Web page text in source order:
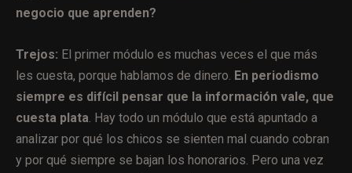
negocio que aprenden?
Trejos: El primer módulo es muchas veces el que más
les cuesta, porque hablamos de dinero. En periodismo
siempre es difícil pensar que la información vale, que
cuesta plata . Hay todo un módulo que está apuntado a
analizar por qué los chicos se sienten mal cuando cobran
y por qué siempre se bajan los honorarios. Pero una vez